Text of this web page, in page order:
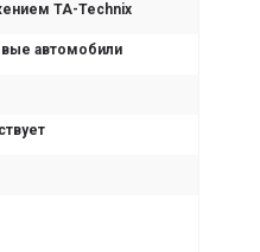
TA-Technix
автомобили